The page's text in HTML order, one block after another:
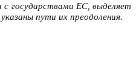
с государствами ЕС, выделяет
пути их преодоления.